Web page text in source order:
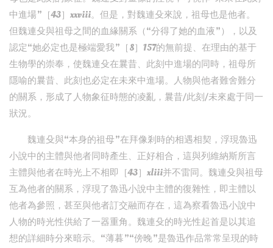
中進場”［43］xxviii。但是，對魏連殳來說，祖母也是他者。
但魏連殳與祖母之間的血緣關系（“分得了她的血液”），以及
認定“她必定也是極端愛我”［8］157的無前提、在理由的基于
生物學的崇奉，使魏連殳在曩昔、此刻中進場的同時，祖母所
隱喻的曩昔、此刻也必定在未來中進場。人物與他者難舍難分
的關系，形成了人物象征時態的凌亂，曩昔/此刻/未來處于同一
狀況。
魏連殳與“本身的祖母”在拜像剎時的相遇相契，浮現魯迅
小說中的主體與他者同時產生、正好相合，這與列維納斯所言
主體與他者在時光上不相即［43］xliii并不雷同。魏連殳與祖母
互為他者的關系，浮現了魯迅小說中主體的復雜性，即主體以
他者為參照，甚至與他者訂交融而存在，這為察看魯迅小說中
人物的時光性供給了一器重角。魏連殳的時光性起首是以其追
想的詳細時分來暗示。“薄暮”“傍晚”是魯迅作品常常呈現的時